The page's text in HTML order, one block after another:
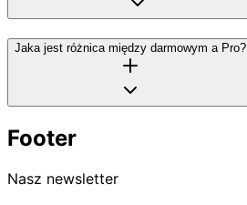
Jaka jest różnica między darmowym a Pro?
Footer
Nasz newsletter